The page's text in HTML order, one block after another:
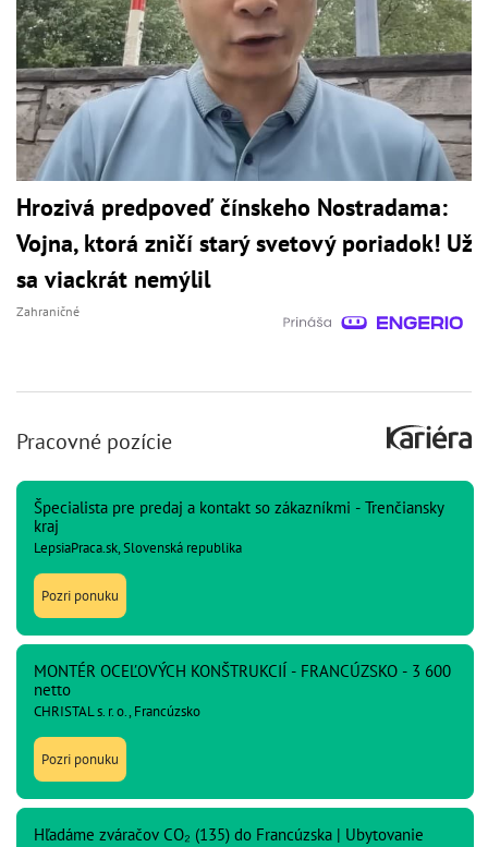
Hrozivá predpoveď čínskeho Nostradama:
Vojna, ktorá zničí starý svetový poriadok! Už
sa viackrát nemýlil
Zahraničné
Pracovné pozície
Špecialista pre predaj a kontakt so zákazníkmi - Trenčiansky
kraj
LepsiaPraca.sk, Slovenská republika
Pozri ponuku
MONTÉR OCEĽOVÝCH KONŠTRUKCIÍ - FRANCÚZSKO - 3 600
netto
CHRISTAL s. r. o., Francúzsko
Pozri ponuku
Hľadáme zváračov CO₂ (135) do Francúzska | Ubytovanie